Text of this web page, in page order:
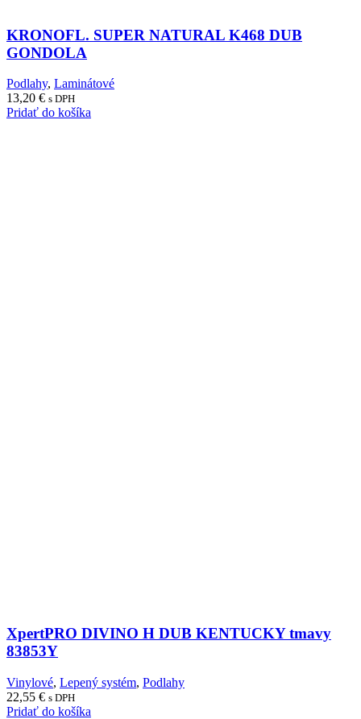
KRONOFL. SUPER NATURAL K468 DUB
GONDOLA
Podlahy, Laminátové
13,20 € s DPH
Pridať do košíka
XpertPRO DIVINO H DUB KENTUCKY tmavy
83853Y
Vinylové, Lepený systém, Podlahy
22,55 € s DPH
Pridať do košíka